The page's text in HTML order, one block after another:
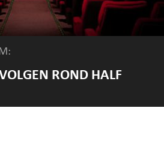
ROND HALF